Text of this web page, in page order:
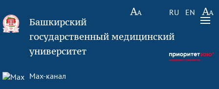
RU EN
Башкирский
государственный медицинский
университет
Max-канал